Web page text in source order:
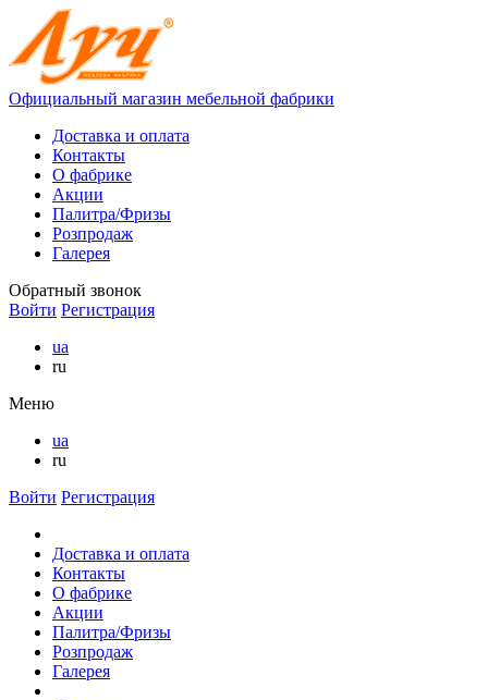
Официальный магазин мебельной фабрики
Доставка и оплата
Контакты
О фабрике
Акции
Палитра/Фризы
Розпродаж
Галерея
Обратный звонок
Войти Регистрация
ua
ru
Меню
ua
ru
Войти Регистрация
Доставка и оплата
Контакты
О фабрике
Акции
Палитра/Фризы
Розпродаж
Галерея